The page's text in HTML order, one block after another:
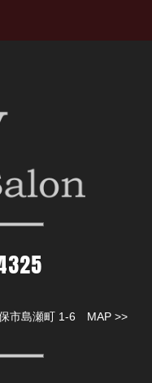
市島瀬町 1-6 MAP >>